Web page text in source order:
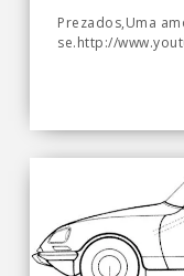
Prezados,Uma
se.http://